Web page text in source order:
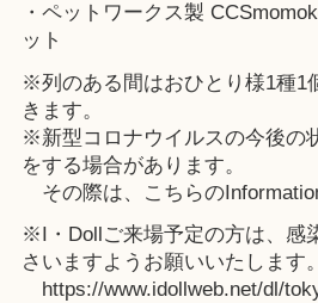
・ペットワークス製
ット
※列のある間はおひとり様1種1
きます。
※新型コロナウイルスの今後の
をする場合があります。
その際は、こちらの
※I・Dollご来場予定の方は、感
さいますようお願いいたします。
https://www.idollweb.net/dl/